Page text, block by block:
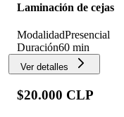
Laminación de cejas
ModalidadPresencial
Duración60 min
Ver detalles
$20.000 CLP